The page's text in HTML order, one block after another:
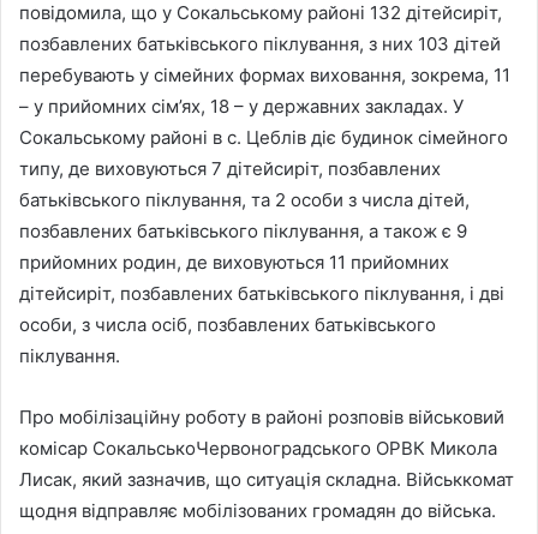
повідомила, що у Сокальському районі 132 дiтейсиріт,
позбавлених батьківського піклування, з них 103 дітей
перебувають у сімейних формах виховання, зокрема, 11
– у прийомних сім’ях, 18 – у державних закладах. У
Сокальському районі в с. Цеблів діє будинок сімейного
типу, де виховуються 7 дітейсиріт, позбавлених
батьківського піклування, та 2 особи з числа дітей,
позбавлених батьківського піклування, а також є 9
прийомних родин, де виховуються 11 прийомних
дітейсиріт, позбавлених батьківського піклування, і дві
особи, з числа осіб, позбавлених батьківського
піклування.
Про мобілізаційну роботу в районі розповів військовий
комісар СокальськоЧервоноградського ОРВК Микола
Лисак, який зазначив, що ситуація складна. Військкомат
щодня відправляє мобілізованих громадян до війська.